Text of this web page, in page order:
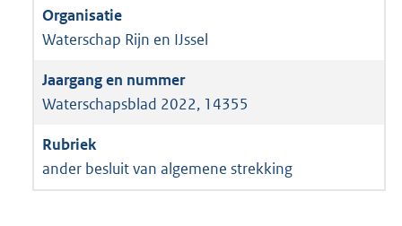
Waterschap Rijn en IJssel
Waterschapsblad 2022, 14355
ander besluit van algemene strekking